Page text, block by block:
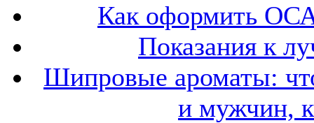
Как оформить
Показания к
Шипровые ароматы:
и мужчин,